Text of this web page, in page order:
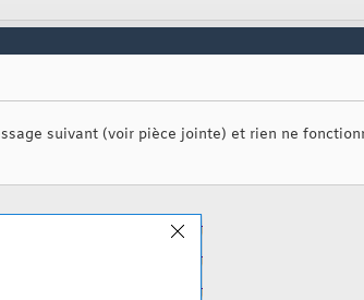
suivant (voir pièce jointe) et rien ne